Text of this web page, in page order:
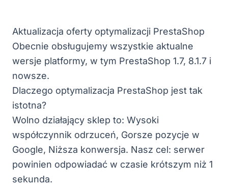
Aktualizacja oferty optymalizacji PrestaShop
Obecnie obsługujemy wszystkie aktualne
wersje platformy, w tym PrestaShop 1.7, 8.1.7 i
nowsze.
Dlaczego optymalizacja PrestaShop jest tak
istotna?
Wolno działający sklep to: Wysoki
współczynnik odrzuceń, Gorsze pozycje w
Google, Niższa konwersja. Nasz cel: serwer
powinien odpowiadać w czasie krótszym niż 1
sekunda.